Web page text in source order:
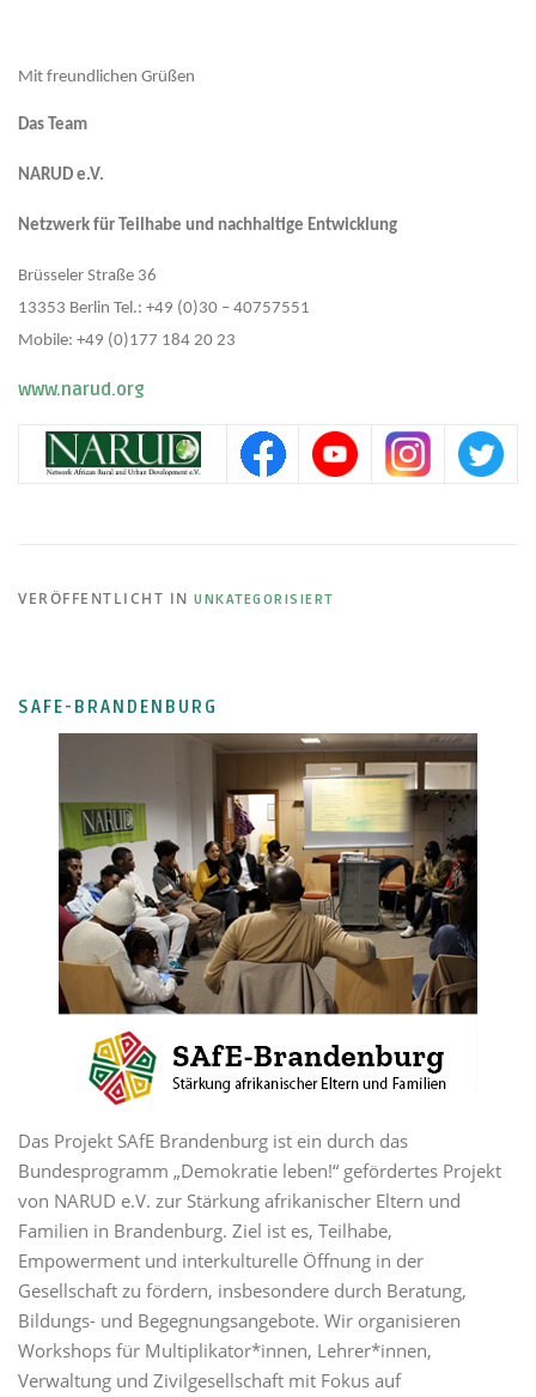
Mit freundlichen Grüßen
Das Team
NARUD e.V.
Netzwerk für Teilhabe und nachhaltige Entwicklung
Brüsseler Straße 36
13353 Berlin Tel.: +49 (0)30 – 40757551
Mobile: +49 (0)177 184 20 23
www.narud.org
VERÖFFENTLICHT IN UNKATEGORISIERT
SAFE-BRANDENBURG
Das Projekt SAfE Brandenburg ist ein durch das
Bundesprogramm „Demokratie leben!“ gefördertes Projekt
von NARUD e.V. zur Stärkung afrikanischer Eltern und
Familien in Brandenburg. Ziel ist es, Teilhabe,
Empowerment und interkulturelle Öffnung in der
Gesellschaft zu fördern, insbesondere durch Beratung,
Bildungs- und Begegnungsangebote. Wir organisieren
Workshops für Multiplikator*innen, Lehrer*innen,
Verwaltung und Zivilgesellschaft mit Fokus auf